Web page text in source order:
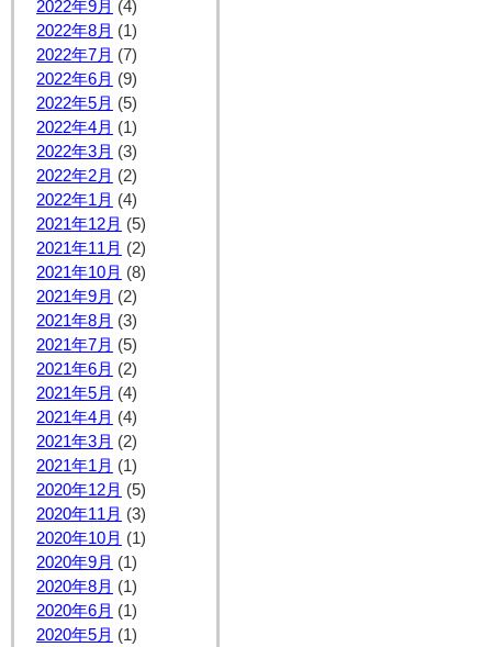
2022年9月 (4)
2022年8月 (1)
2022年7月 (7)
2022年6月 (9)
2022年5月 (5)
2022年4月 (1)
2022年3月 (3)
2022年2月 (2)
2022年1月 (4)
2021年12月 (5)
2021年11月 (2)
2021年10月 (8)
2021年9月 (2)
2021年8月 (3)
2021年7月 (5)
2021年6月 (2)
2021年5月 (4)
2021年4月 (4)
2021年3月 (2)
2021年1月 (1)
2020年12月 (5)
2020年11月 (3)
2020年10月 (1)
2020年9月 (1)
2020年8月 (1)
2020年6月 (1)
2020年5月 (1)